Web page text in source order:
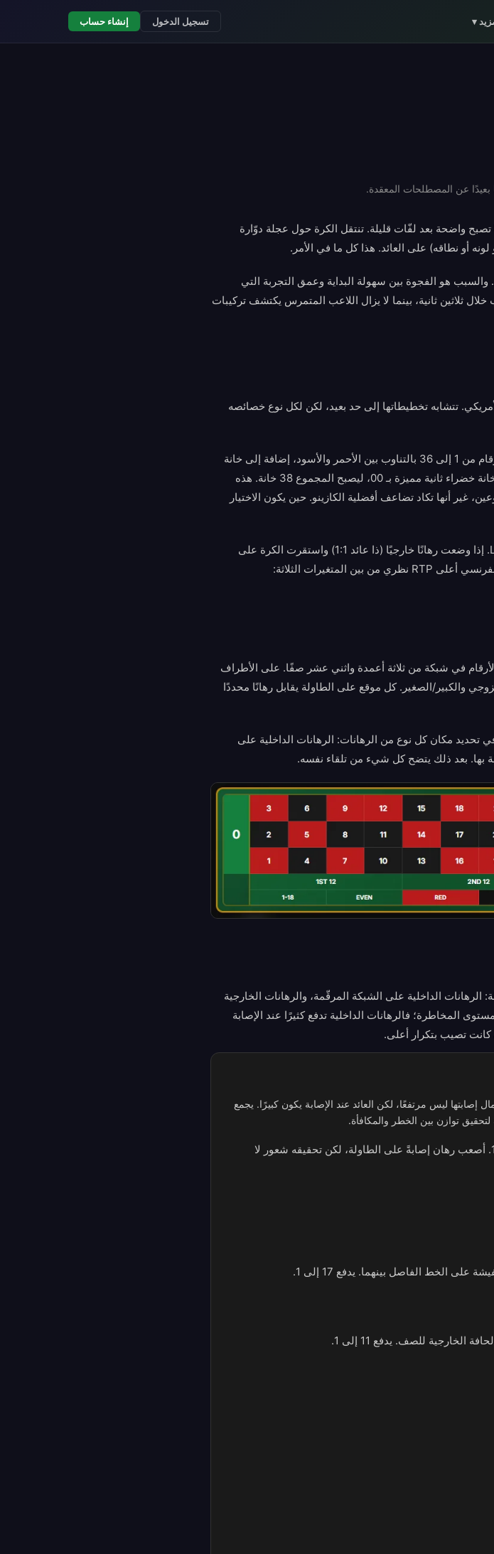
▾ تسجيل الدخول إنشاء حساب
بعيدًا عن المصطلحات المعقدة.
تصبح واضحة بعد لفّات قليلة. تنتقل الكرة حول عجلة دوّارة
أو نطاقه) على العائد. هذا كل ما في الأمر.
هو الفجوة بين سهولة البداية وعمق التجربة التي
ثلاثين ثانية، بينما لا يزال اللاعب المتمرس يكتشف تركيبات
تتشابه تخطيطاتها إلى حد بعيد، لكن لكل نوع خصائصه
تحتوي عجلتا الروليت الأوروبي والفرنسي على 37 خانة: أرقام من 1 إلى 36 بالتناوب بين الأحمر والأسود، إضافة إلى خانة
خضراء واحدة للصفر. أما عجلة الروليت الأمريكي فتضيف خانة خضراء ثانية مميزة بـ 00، ليصبح المجموع 38 خانة. هذه
غير أنها تكاد تضاعف أفضلية الكازينو. حين يكون الاختيار
يتميز الروليت الفرنسي بقاعدة فريدة تُعرف بـ La Partage. إذا وضعت رهانًا خارجيًا (ذا عائد 1:1) واستقرت الكرة على
في شبكة من ثلاثة أعمدة واثني عشر صفًا. على الأطراف
والكبير/الصغير. كل موقع على الطاولة يقابل رهانًا محددًا
تحديد مكان كل نوع من الرهانات: الرهانات الداخلية على
بها. بعد ذلك يتضح كل شيء من تلقاء نفسه.
الداخلية على الشبكة المرقّمة، والرهانات الخارجية
المخاطرة؛ فالرهانات الداخلية تدفع كثيرًا عند الإصابة
كانت تصيب بتكرار أعلى.
ليس مرتفعًا، لكن العائد عند الإصابة يكون كبيرًا. يجمع
لتحقيق توازن بين الخطر والمكافأة.
الرهان على رقم واحد. يدفع 35 إلى 1. أصعب رهان إصابةً على الطاولة، لكن تحقيقه شعور لا
الخط الفاصل بينهما. يدفع 17 إلى 1.
للصف. يدفع 11 إلى 1.